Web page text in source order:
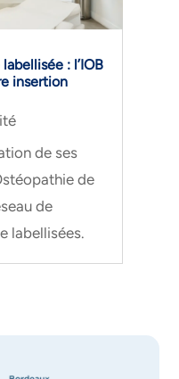
: l’IOB
insertion
de ses
de
de
labellisées.